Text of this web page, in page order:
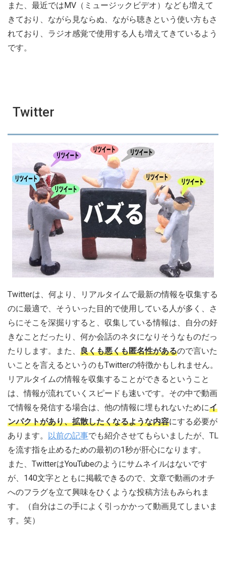
また、最近ではMV（ミュージックビデオ）なども増えて
きており、ながら見ならぬ、ながら聴きという使い方もさ
れており、ラジオ感覚で使用する人も増えてきているよう
です。
Twitter
Twitterは、何より、リアルタイムで最新の情報を収集する
のに最適で、そういった目的で使用している人が多く、さ
らにそこを深掘りすると、収集している情報は、自分の好
きなことだったり、何か会話のネタになりそうなものだっ
たりします。また、 良くも悪くも匿名性があるので言いた
いことを言えるというのもTwitterの特徴かもしれません。
リアルタイムの情報を収集することができるということ
は、情報が流れていくスピードも速いです。その中で動画
で情報を発信する場合は、他の情報に埋もれないためにイ
ンパクトがあり、拡散したくなるような内容にする必要が
あります。
以前の記事でも紹介させてもらいましたが、TL
を流す指を止めるための最初の1秒が肝心になります。
また、TwitterはYouTubeのようにサムネイルはないです
が、140文字とともに掲載できるので、文章で動画のオチ
へのフラグを立て興味をひくような投稿方法もみられま
す。（自分はこの手によく引っかかって動画見てしまいま
す。笑）